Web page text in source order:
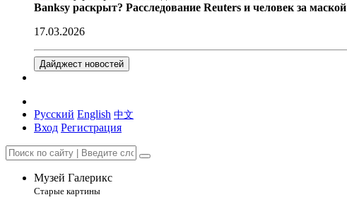
Banksy раскрыт? Расследование Reuters и человек за маской
17.03.2026
Дайджест новостей
Русский English 中文
Вход Регистрация
Музей Галерикс
Старые картины